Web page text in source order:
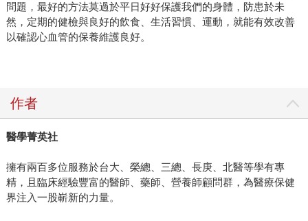
問題，最好的方法莫過於平日好好保護我們的身體，防患於未
然，定期的健檢與良好的飲食、生活習慣、運動，就能有效改善
以確認心血管的保養維護良好。
作者
醫學菁英社
擁有兩百多位服務於台大、榮總、三總、長庚、北醫等學有專
精，且臨床經驗豐富的醫師、藥師、營養師顧問群，為醫療保健
界注入一股嶄新的力量。